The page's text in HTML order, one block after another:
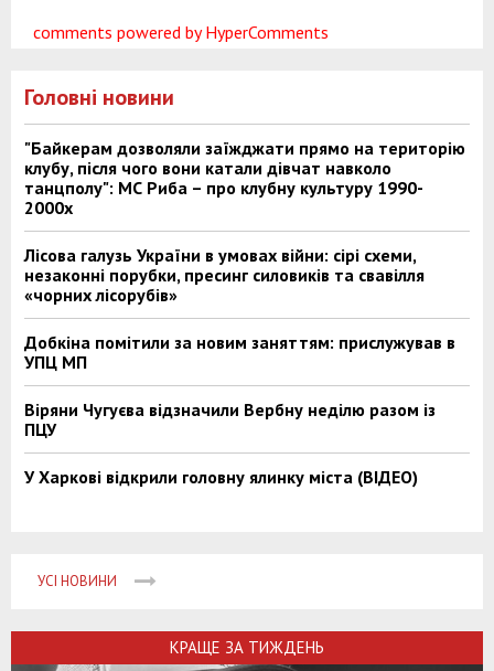
comments powered by HyperComments
Головні новини
"Байкерам дозволяли заїжджати прямо на територію
клубу, після чого вони катали дівчат навколо
танцполу": МС Риба – про клубну культуру 1990-
2000х
Лісова галузь України в умовах війни: сірі схеми,
незаконні порубки, пресинг силовиків та свавілля
«чорних лісорубів»
Добкіна помітили за новим заняттям: прислужував в
УПЦ МП
Віряни Чугуєва відзначили Вербну неділю разом із
ПЦУ
У Харкові відкрили головну ялинку міста (ВІДЕО)
УСІ НОВИНИ
КРАЩЕ ЗА ТИЖДЕНЬ